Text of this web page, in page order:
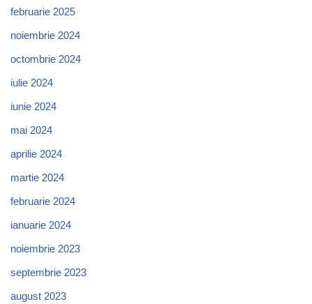
februarie 2025
noiembrie 2024
octombrie 2024
iulie 2024
iunie 2024
mai 2024
aprilie 2024
martie 2024
februarie 2024
ianuarie 2024
noiembrie 2023
septembrie 2023
august 2023